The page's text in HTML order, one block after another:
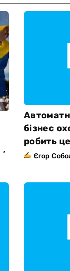
,
бізнес
робить
Єгор